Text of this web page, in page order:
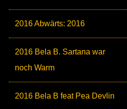
2016 Abwärts: 2016
2016 Bela B. Sartana war
noch Warm
2016 Bela B feat Pea Devlin